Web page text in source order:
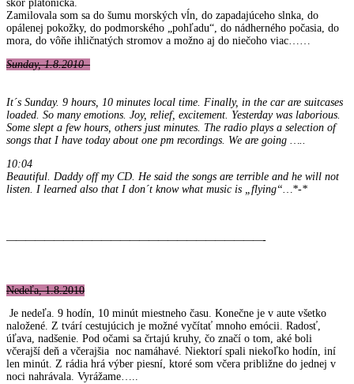
skôr platonická.
Zamilovala som sa do šumu morských vĺn, do zapadajúceho slnka, do
opálenej pokožky, do podmorského „pohľadu“, do nádherného počasia, do
mora, do vôňe ihličnatých stromov a možno aj do niečoho viac……
Sunday, 1.8.2010
It´s Sunday. 9 hours, 10 minutes local time. Finally, in the car are suitcases
loaded. So many emotions. Joy, relief, excitement. Yesterday was laborious.
Some slept a few hours, others just minutes. The radio plays a selection of
songs that I have today about one pm recordings. We are going …..
10:04
Beautiful. Daddy off my CD. He said the songs are terrible and he will not
listen. I learned also that I don´t know what music is „flying“…*-*
———————————————————————————-
Nedeľa, 1.8.2010
Je nedeľa. 9 hodín, 10 minút miestneho času. Konečne je v aute všetko
naložené. Z tvárí cestujúcich je možné vyčítať mnoho emócii. Radosť,
úľava, nadšenie. Pod očami sa črtajú kruhy, čo značí o tom, aké boli
včerajší deň a včerajšia noc namáhavé. Niektorí spali niekoľko hodín, iní
len minút. Z rádia hrá výber piesní, ktoré som včera približne do jednej v
noci nahrávala. Vyrážame…..